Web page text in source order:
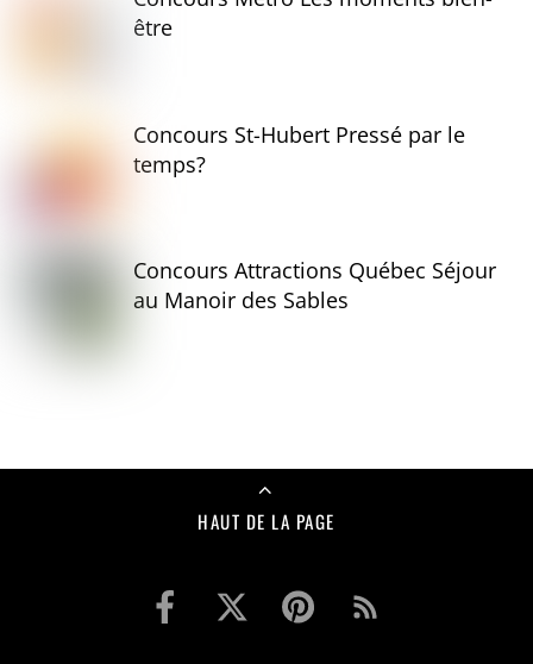
être
Concours St-Hubert Pressé par le
temps?
Concours Attractions Québec Séjour
au Manoir des Sables
HAUT DE LA PAGE